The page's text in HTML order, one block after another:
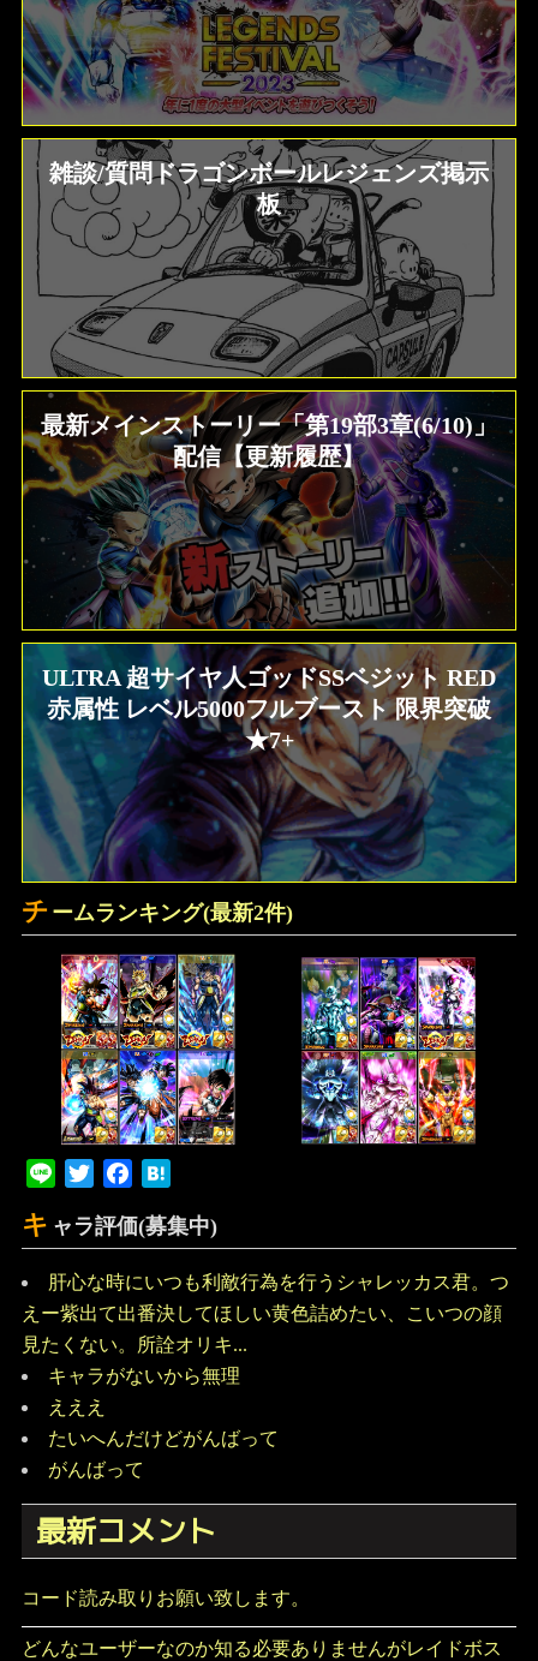
雑談/質問ドラゴンボールレジェンズ掲示
板
最新メインストーリー「第19部3章(6/10)」
配信【更新履歴】
ULTRA 超サイヤ人ゴッドSSベジット RED
赤属性 レベル5000フルブースト 限界突破
★7+
チ ームランキング(最新2件)
Line Twitter Facebook
キ ャラ評価(募集中)
肝心な時にいつも利敵行為を行うシャレッカス君。つ
えー紫出て出番決してほしい黄色詰めたい、こいつの顔
見たくない。所詮オリキ...
キャラがないから無理
えええ
たいへんだけどがんばって
がんばって
最新コメント
コード読み取りお願い致します。
どんなユーザーなのか知る必要ありませんがレイドボス